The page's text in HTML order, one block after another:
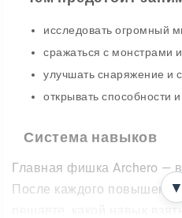
исследовать огромный
сражаться с монстрами
улучшать снаряжение и
открывать способности
Система навыков
Главная фишка Archero —
После каждого
▼